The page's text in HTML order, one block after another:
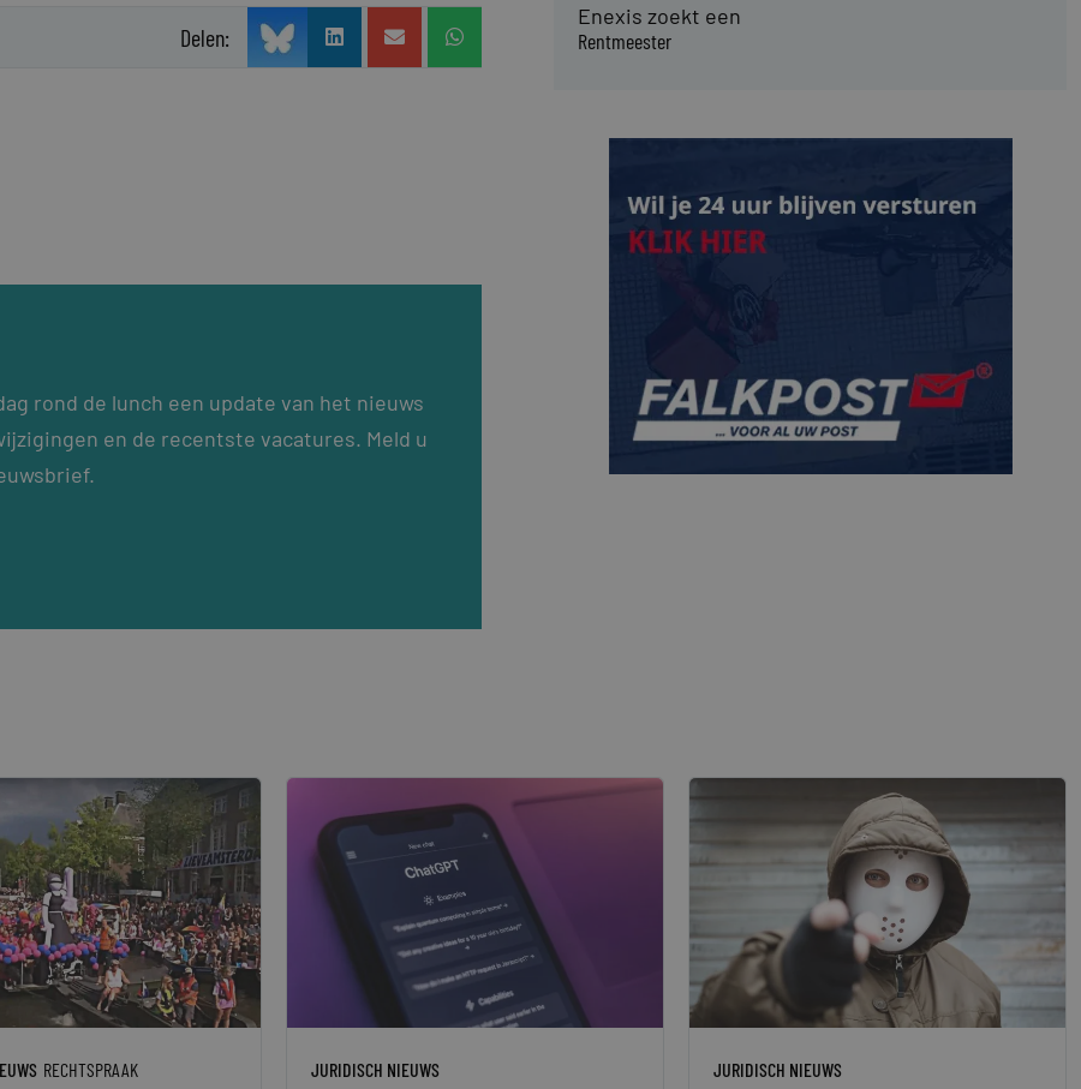
Delen:
rond de lunch een update van het nieuws
en de recentste vacatures. Meld u
Enexis zoekt een
Rentmeester
RECHTSPRAAK
JURIDISCH NIEUWS
JURIDISCH NIEUWS